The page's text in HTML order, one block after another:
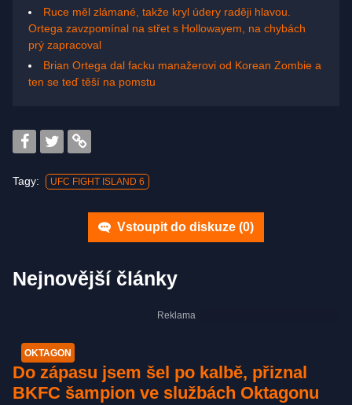
Ruce měl zlámané, takže kryl údery raději hlavou.
Ortega zavzpomínal na střet s Hollowayem, na chybách
prý zapracoval
Brian Ortega dal facku manažerovi od Korean Zombie a
ten se teď těší na pomstu
Tagy: UFC FIGHT ISLAND 6
Vstoupit do diskuze (0)
Nejnovější články
OKTAGON
Do zápasu jsem šel po kalbě, přiznal
BKFC šampion ve službách Oktagonu